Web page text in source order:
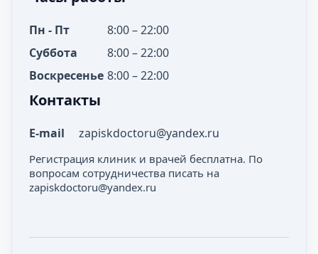
Пн - Пт
8:00 – 22:00
Суббота
8:00 – 22:00
Воскресенье 8:00 – 22:00
Контакты
E-mail zapiskdoctoru@yandex.ru
Регистрация клиник и врачей бесплатна. По
вопросам сотрудничества писать на
zapiskdoctoru@yandex.ru